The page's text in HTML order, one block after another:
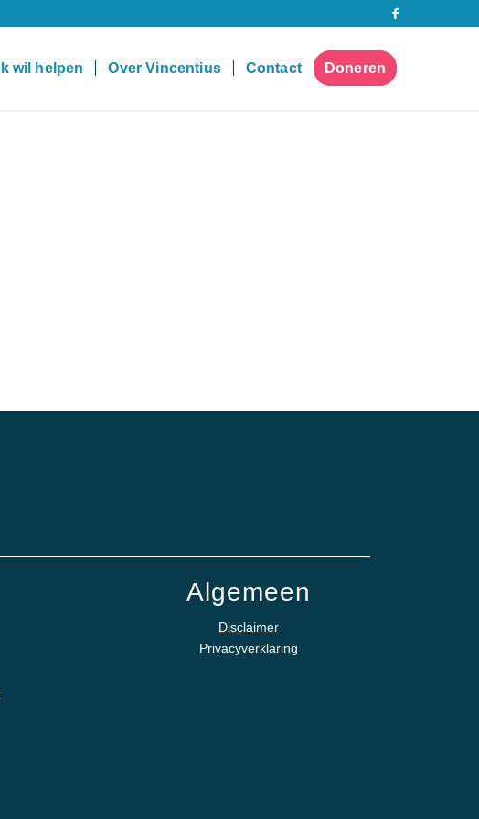
Ik wil helpen Over Vincentius Contact Doneren
Algemeen
Disclaimer
Privacyverklaring